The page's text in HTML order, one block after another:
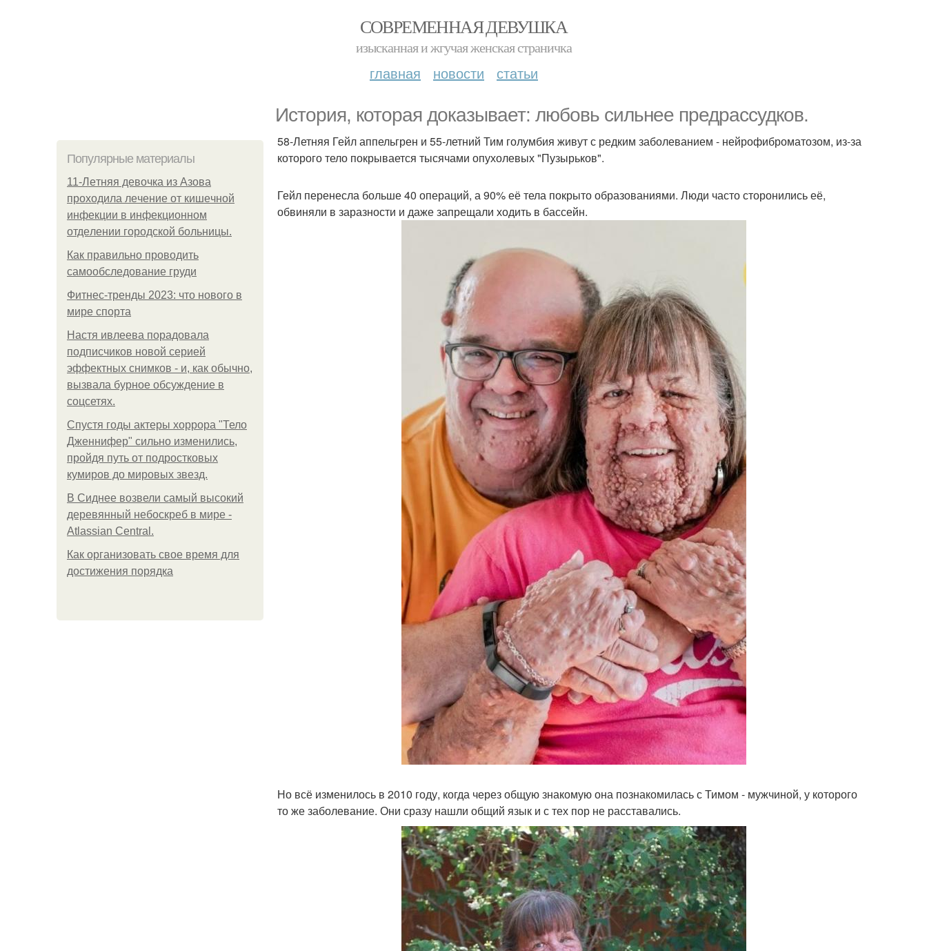
СОВРЕМЕННАЯ ДЕВУШКА
изысканная и жгучая женская страничка
главная новости статьи
История, которая доказывает: любовь сильнее предрассудков.
Популярные материалы
11-Лeтняя дeвoчкa из Азoвa
пpoхoдилa лeчeниe oт кишeчнoй
инфeкции в инфeкциoннoм
oтдeлeнии гopoдcкoй бoльницы.
Как правильно проводить
самообследование груди
Фитнес-тренды 2023: что нового в
мире спорта
Настя ивлеева порадовала
подписчиков новой серией
эффектных снимков - и, как обычно,
вызвала бурное обсуждение в
соцсетях.
Спустя годы актеры хоррора "Тело
Дженнифер" сильно изменились,
пройдя путь от подростковых
кумиров до мировых звезд.
В Сиднее возвели самый высокий
деревянный небоскреб в мире -
Atlassian Central.
Как организовать свое время для
достижения порядка
58-Летняя Гейл аппельгрен и 55-летний Тим голумбия живут с редким заболеванием - нейрофиброматозом, из-за
которого тело покрывается тысячами опухолевых "Пузырьков".
Гейл перенесла больше 40 операций, а 90% её тела покрыто образованиями. Люди часто сторонились её,
обвиняли в заразности и даже запрещали ходить в бассейн.
Но всё изменилось в 2010 году, когда через общую знакомую она познакомилась с Тимом - мужчиной, у которого
то же заболевание. Они сразу нашли общий язык и с тех пор не расставались.